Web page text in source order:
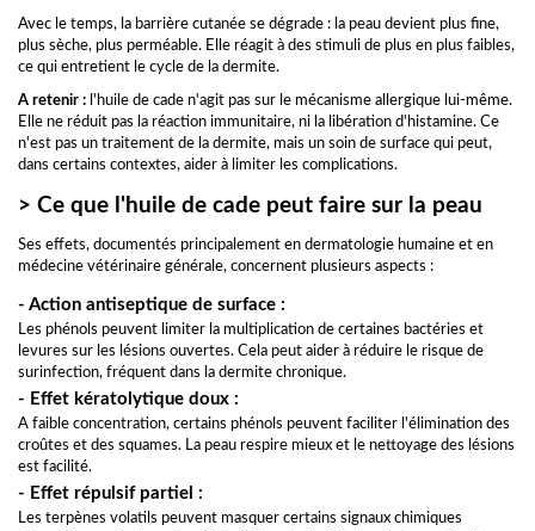
Avec le temps, la barrière cutanée se dégrade : la peau devient plus fine,
plus sèche, plus perméable. Elle réagit à des stimuli de plus en plus faibles,
ce qui entretient le cycle de la dermite.
A retenir : l'huile de cade n'agit pas sur le mécanisme allergique lui-même.
Elle ne réduit pas la réaction immunitaire, ni la libération d'histamine. Ce
n'est pas un traitement de la dermite, mais un soin de surface qui peut,
dans certains contextes, aider à limiter les complications.
> Ce que l'huile de cade peut faire sur la peau
Ses effets, documentés principalement en dermatologie humaine et en
médecine vétérinaire générale, concernent plusieurs aspects :
- Action antiseptique de surface :
Les phénols peuvent limiter la multiplication de certaines bactéries et
levures sur les lésions ouvertes. Cela peut aider à réduire le risque de
surinfection, fréquent dans la dermite chronique.
- Effet kératolytique doux :
A faible concentration, certains phénols peuvent faciliter l'élimination des
croûtes et des squames. La peau respire mieux et le nettoyage des lésions
est facilité.
- Effet répulsif partiel :
Les terpènes volatils peuvent masquer certains signaux chimiques